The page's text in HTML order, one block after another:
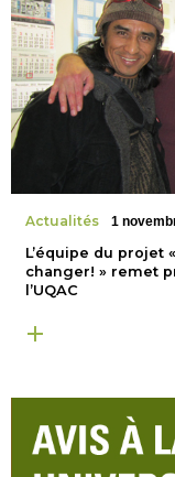
Actualités 1
L’équipe du projet
changer! » remet
l’UQAC